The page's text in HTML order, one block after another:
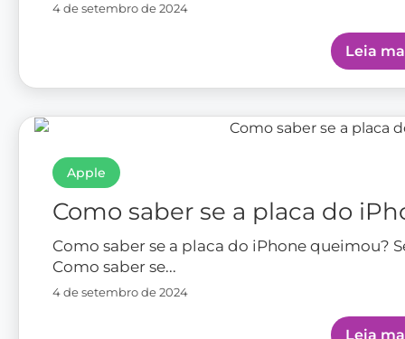
4 de setembro de 2024
Leia
Apple
Como saber se a placa do
Como saber se a placa do iPhone queimou?
Como saber se...
4 de setembro de 2024
Leia